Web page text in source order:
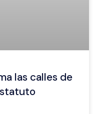
las calles de